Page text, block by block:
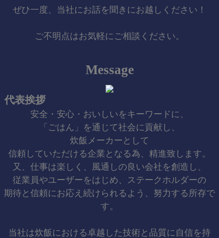
ぜひ一度、当社にお話を聞きにお越しください！
ご不明点はお気軽にご相談ください。
Message
代表挨拶
安全・安心・おいしいをキーワードに、
「ごはん」を通じて社会に貢献し、
炊飯メーカーとして
信頼していただける企業となる為、精進致します。
又、仕事は楽しく、風通しの良い会社を創造し、
従業員やユーザーをはじめ、ステークホルダーの
期待と信頼にお応え続けられるよう、努力する所存で
す。
当社は炊飯における卓越した技術と品質に自信を持